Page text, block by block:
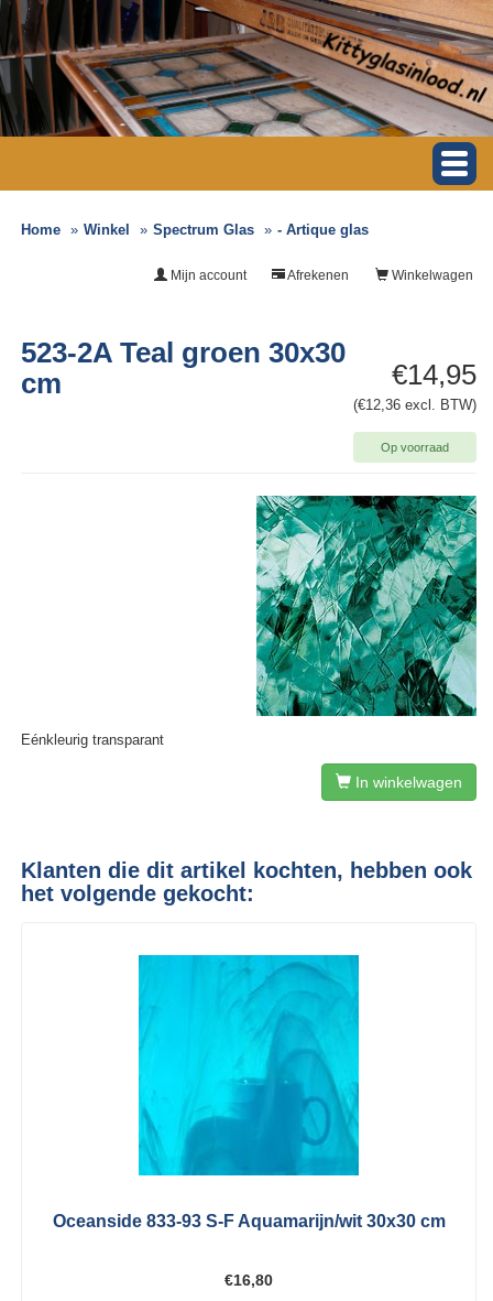
Home Winkel Spectrum Glas - Artique glas
Winkelwagen
Afrekenen
Mijn account
€14,95
(€12,36 excl. BTW)
Op voorraad
523-2A Teal groen 30x30
cm
Eénkleurig transparant
In winkelwagen
Klanten die dit artikel kochten, hebben ook
het volgende gekocht:
Oceanside 833-93 S-F Aquamarijn/wit 30x30 cm
€16,80